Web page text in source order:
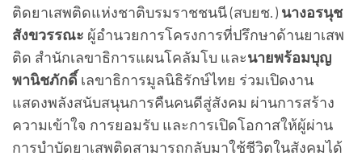
ติดยาเสพติดแห่งชาติบรมราชชนนี (สบยช.) นางอรนุช
สังขวรรณะ ผู้อำนวยการโครงการที่ปรึกษาด้านยาเสพ
ติด สำนักเลขาธิการแผนโคลัมโบ และนายพร้อมบุญ
พานิชภักดิ์ เลขาธิการมูลนิธิรักษ์ไทย ร่วมเปิดงาน
แสดงพลังสนับสนุนการคืนคนดีสู่สังคม ผ่านการสร้าง
ความเข้าใจ การยอมรับ และการเปิดโอกาสให้ผู้ผ่าน
การบำบัดยาเสพติดสามารถกลับมาใช้ชีวิตในสังคมได้